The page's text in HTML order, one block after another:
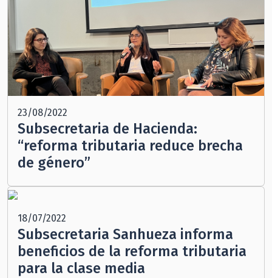
23/08/2022
Subsecretaria de Hacienda:
“reforma tributaria reduce brecha
de género”
18/07/2022
Subsecretaria Sanhueza informa
beneficios de la reforma tributaria
para la clase media